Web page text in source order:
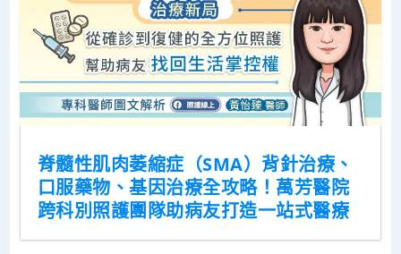
脊髓性肌肉萎縮症（SMA）背針治療、
口服藥物、基因治療全攻略！萬芳醫院
跨科別照護團隊助病友打造一站式醫療